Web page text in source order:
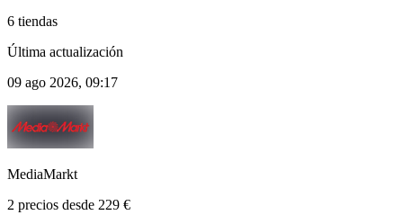
6 tiendas
Última actualización
09 ago 2026, 09:17
MediaMarkt
2 precios desde 229 €